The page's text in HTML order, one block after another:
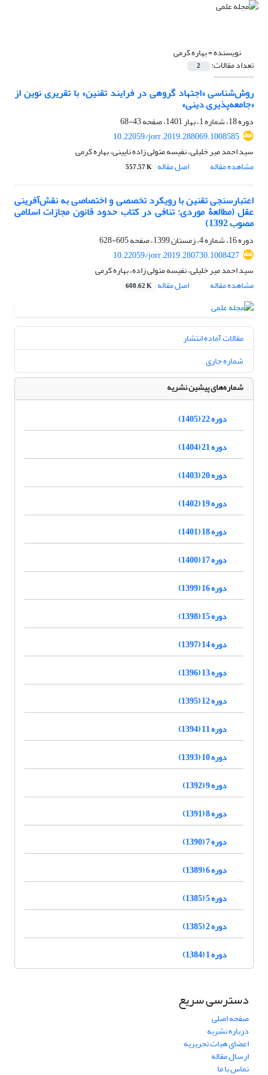
نویسنده =بهاره کرمی
تعداد مقالات: 2
روش‌شناسی «اجتهاد گروهی در فرایند تقنین» با تقریری نوین از
«جامعه‌پذیری دینی»
دوره 18، شماره 1، بهار 1401، صفحه
43-68
10.22059/jorr.2019.288069.1008585
سید احمد میر خلیلی، نفیسه متولی زاده نایینی، بهاره کرمی
مشاهده مقاله
اصل مقاله 557.57 K
اعتبارسنجی تقنین با رویکرد تخصصی و اختصاصی به نقش‌آفرینی
عقل (مطالعۀ موردی: تنافی در کتاب حدود قانون مجازات اسلامی
مصوب 1392)
دوره 16، شماره 4، زمستان 1399، صفحه
605-628
10.22059/jorr.2019.280730.1008427
سید احمد میر خلیلی، نفیسه متولی زاده، بهاره کرمی
مشاهده مقاله
اصل مقاله 608.62 K
مقالات آماده انتشار
شماره جاری
شماره‌های پیشین نشریه
دوره 22 (1405)
دوره 21 (1404)
دوره 20 (1403)
دوره 19 (1402)
دوره 18 (1401)
دوره 17 (1400)
دوره 16 (1399)
دوره 15 (1398)
دوره 14 (1397)
دوره 13 (1396)
دوره 12 (1395)
دوره 11 (1394)
دوره 10 (1393)
دوره 9 (1392)
دوره 8 (1391)
دوره 7 (1390)
دوره 6 (1389)
دوره 5 (1385)
دوره 2 (1385)
دوره 1 (1384)
دسترسی سریع
صفحه اصلی
درباره نشریه
اعضای هیات تحریریه
ارسال مقاله
تماس با ما